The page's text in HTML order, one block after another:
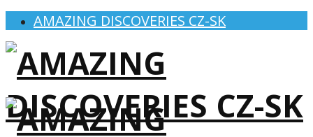
AMAZING DISCOVERIES CZ-SK